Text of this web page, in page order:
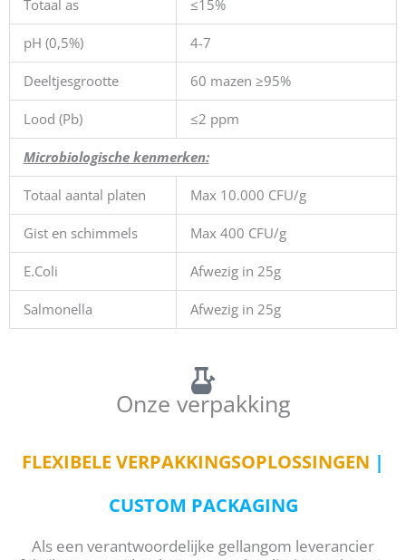
Totaal as ≤15%
pH (0,5%) 4-7
Deeltjesgrootte 60 mazen ≥95%
Lood (Pb) ≤2 ppm
Microbiologische kenmerken:
Totaal aantal platen Max 10.000 CFU/g
Gist en schimmels Max 400 CFU/g
E.Coli Afwezig in 25g
Salmonella Afwezig in 25g
Onze verpakking
FLEXIBELE VERPAKKINGSOPLOSSINGEN |
CUSTOM PACKAGING
Als een verantwoordelijke gellangom leverancier